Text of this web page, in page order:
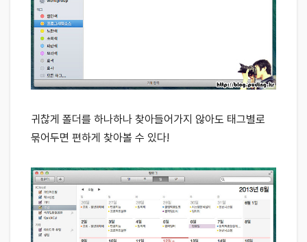
귀찮게 폴더를 하나하나 찾아들어가지 않아도 태그별로
묶어두면 편하게 찾아볼 수 있다!